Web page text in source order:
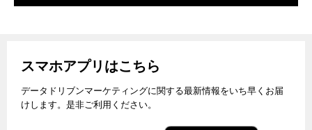
スマホアプリはこちら
データドリブンマーケティングに関する最新情報をいち早くお届
けします。是非ご利用ください。